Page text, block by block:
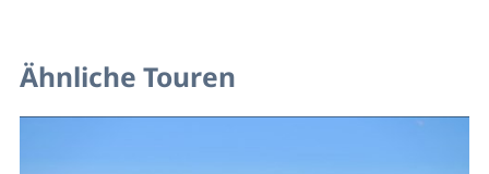
Ähnliche Touren